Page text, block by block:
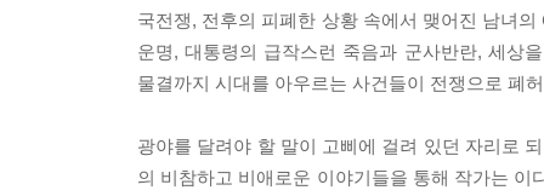
국전쟁, 전후의 피폐한 상황 속에서 맺어진 남녀
운명, 대통령의 급작스런 죽음과 군사반란, 세상
물결까지 시대를 아우르는 사건들이 전쟁으로 폐
광야를 달려야 할 말이 고삐에 걸려 있던 자리로
의 비참하고 비애로운 이야기들을 통해 작가는